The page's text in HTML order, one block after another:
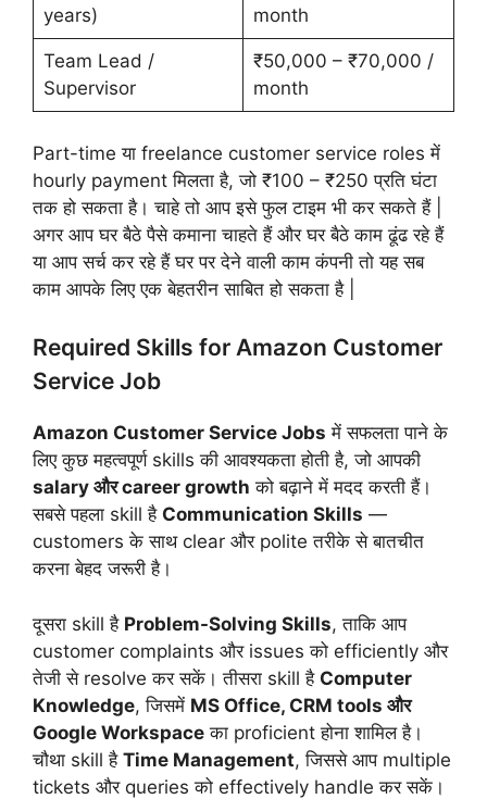
years) month
Team Lead /
Supervisor
₹50,000 – ₹70,000 /
month
Part-time या freelance customer service roles में
hourly payment मिलता है, जो ₹100 – ₹250 प्रति घंटा
तक हो सकता है। चाहे तो आप इसे फुल टाइम भी कर सकते हैं |
अगर आप घर बैठे पैसे कमाना चाहते हैं और घर बैठे काम ढूंढ रहे हैं
या आप सर्च कर रहे हैं घर पर देने वाली काम कंपनी तो यह सब
काम आपके लिए एक बेहतरीन साबित हो सकता है |
Required Skills for Amazon Customer
Service Job
Amazon Customer Service Jobs में सफलता पाने के
लिए कुछ महत्वपूर्ण skills की आवश्यकता होती है, जो आपकी
salary और career growth को बढ़ाने में मदद करती हैं।
सबसे पहला skill है Communication Skills —
customers के साथ clear और polite तरीके से बातचीत
करना बेहद जरूरी है।
दूसरा skill है Problem-Solving Skills, ताकि आप
customer complaints और issues को efficiently और
तेजी से resolve कर सकें। तीसरा skill है Computer
Knowledge, जिसमें MS Office, CRM tools और
Google Workspace का proficient होना शामिल है।
चौथा skill है Time Management, जिससे आप multiple
tickets और queries को effectively handle कर सकें।